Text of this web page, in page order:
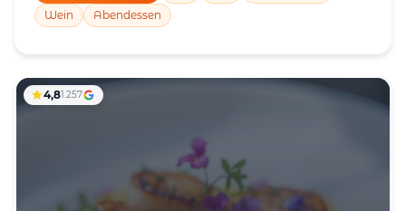
Wein
Abendessen
4,81.257